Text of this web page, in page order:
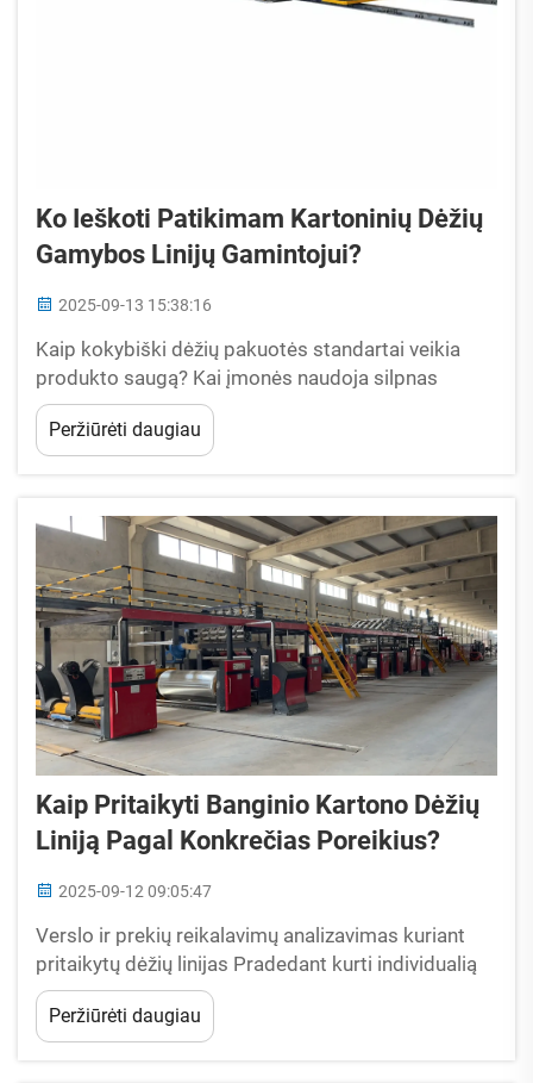
Ko Ieškoti Patikimam Kartoninių Dėžių
Gamybos Linijų Gamintojui?
2025-09-13 15:38:16
Kaip kokybiški dėžių pakuotės standartai veikia
produkto saugą? Kai įmonės naudoja silpnas
medžiagas arba neteisingai parinksta klijus,
produktai dažnai pažeidžiami pervežant.
Tarptautinė bokso federacija teigia, kad ši
Peržiūrėti daugiau
Kaip Pritaikyti Banginio Kartono Dėžių
Liniją Pagal Konkrečias Poreikius?
2025-09-12 09:05:47
Verslo ir prekių reikalavimų analizavimas kuriant
pritaikytų dėžių linijas Pradedant kurti individualią
banginio kartono dėžių liniją, būtina išnagrinėti tris
pagrindinius veiksnius: prekės apsaugos poreikius,
tiekimo grandinės apribojimus ir prekės ženklo
Peržiūrėti daugiau